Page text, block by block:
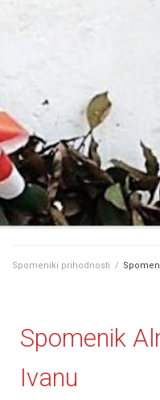
Spomeniki prihodnosti /
Spomenik
Ivanu